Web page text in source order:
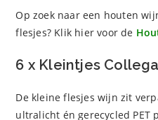
Op zoek naar een houten
flesjes? Klik hier voor de
6 x Kleintjes
De kleine flesjes wijn zit
ultralicht én gerecycled PET